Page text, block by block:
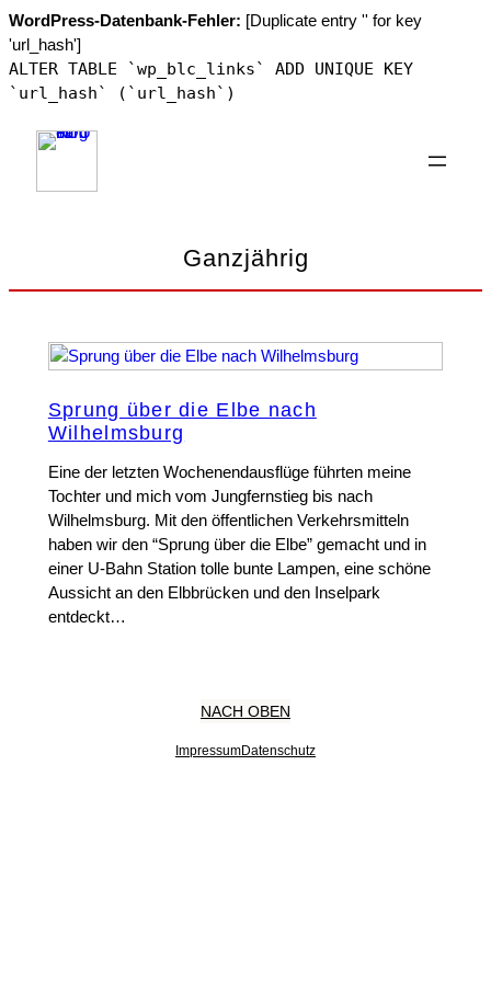
WordPress-Datenbank-Fehler: [Duplicate entry '' for key
'url_hash']
ALTER TABLE `wp_blc_links` ADD UNIQUE KEY
`url_hash` (`url_hash`)
Zum
Inhalt
Ganzjährig
Sprung über die Elbe nach
Wilhelmsburg
Eine der letzten Wochenendausflüge führten meine
Tochter und mich vom Jungfernstieg bis nach
Wilhelmsburg. Mit den öffentlichen Verkehrsmitteln
haben wir den “Sprung über die Elbe” gemacht und in
einer U-Bahn Station tolle bunte Lampen, eine schöne
Aussicht an den Elbbrücken und den Inselpark
entdeckt…
NACH OBEN
ImpressumDatenschutz